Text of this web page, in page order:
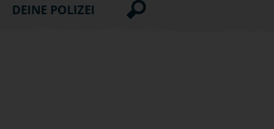
DEINE POLIZEI